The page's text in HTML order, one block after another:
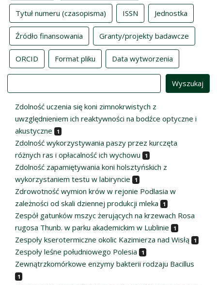
Tytuł numeru (czasopisma) ISSN Jednostka
Źródło finansowania Granty/projekty badawcze
ORCID Format pliku Data wytworzenia
Zdolność uczenia się koni zimnokrwistych z
uwzględnieniem ich reaktywności na bodźce optyczne i
akustyczne
1
Zdolność wykorzystywania paszy przez kurczęta
różnych ras i opłacalność ich wychowu
1
Zdolność zapamiętywania koni holsztyńskich z
wykorzystaniem testu w labiryncie
1
Zdrowotność wymion krów w rejonie Podlasia w
zależności od skali dziennej produkcji mleka
1
Zespół gatunków mszyc żerujących na krzewach Rosa
rugosa Thunb. w parku akademickim w Lublinie
1
Zespoły kserotermiczne okolic Kazimierza nad Wisłą 1
Zespoły leśne południowego Polesia 1
Zewnątrzkomórkowe enzymy bakterii rodzaju Bacillus
1